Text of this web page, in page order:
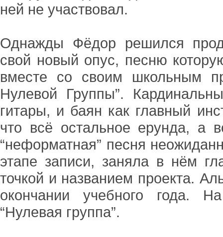
ней не участвовал.
Однажды Фёдор решился
свой новый опус, песню
вместе со своим школьным
Нулевой Группы”.
гитары, и баян как главный
что всё остальное ерунда, а
“неформатная” песня
этапе записи, заняла в нём
точкой и названием проекта.
окончании учебного года.
“Нулевая группа”.